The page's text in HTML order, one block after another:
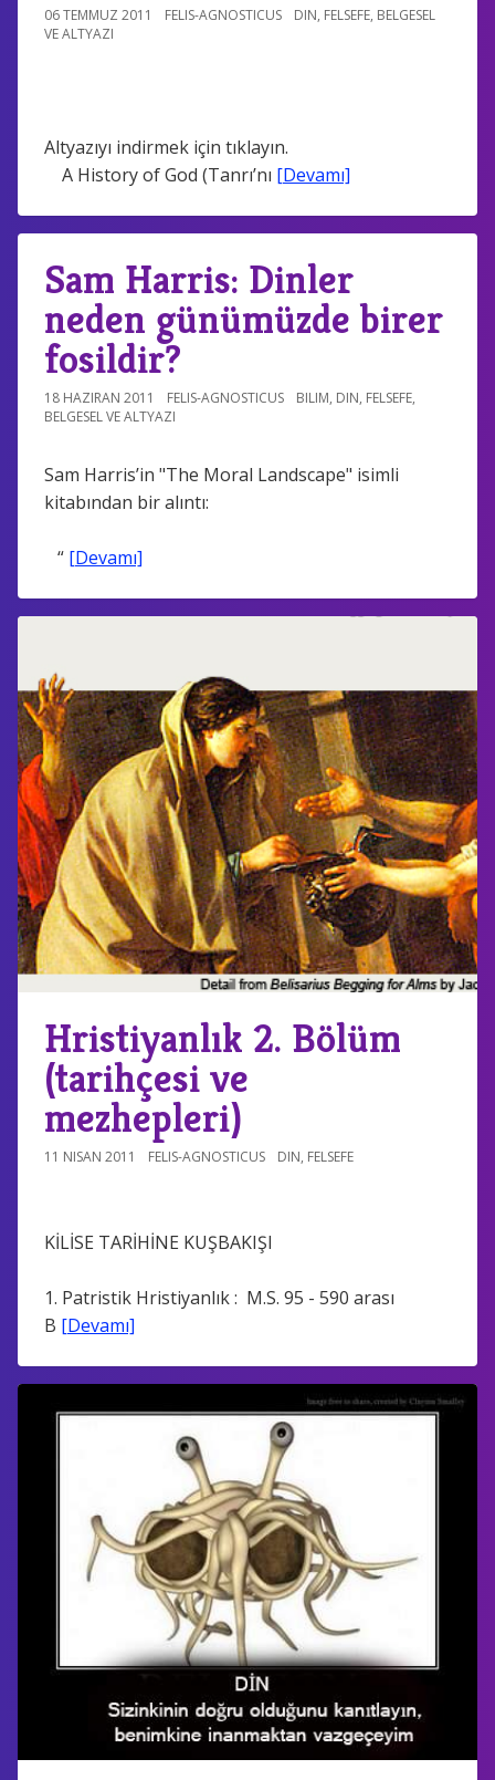
06 TEMMUZ 2011 FELIS-AGNOSTICUS DIN, FELSEFE, BELGESEL
VE ALTYAZI
Altyazıyı indirmek için tıklayın.
A History of God (Tanrı’nı [Devamı]
Sam Harris: Dinler
neden günümüzde birer
fosildir?
18 HAZIRAN 2011 FELIS-AGNOSTICUS BILIM, DIN, FELSEFE,
BELGESEL VE ALTYAZI
Sam Harris’in "The Moral Landscape" isimli
kitabından bir alıntı:
“ [Devamı]
Hristiyanlık 2. Bölüm
(tarihçesi ve
mezhepleri)
11 NISAN 2011 FELIS-AGNOSTICUS DIN, FELSEFE
KİLİSE TARİHİNE KUŞBAKIŞI
1. Patristik Hristiyanlık : M.S. 95 - 590 arası
B [Devamı]